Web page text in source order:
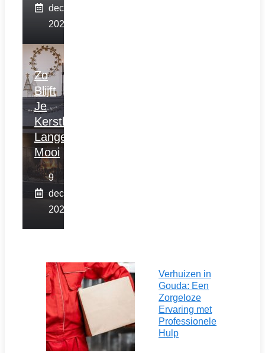
december
2025
Zo
Blijft
Je
Kerstboom
Langer
Mooi
9
december
2025
Verhuizen in
Gouda: Een
Zorgeloze
Ervaring met
Professionele
Hulp